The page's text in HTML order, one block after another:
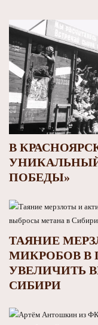
В
ПОБЕДЫ»
ТАЯНИЕ
МИКРОБОВ В
УВЕЛИЧИТЬ
СИБИРИ